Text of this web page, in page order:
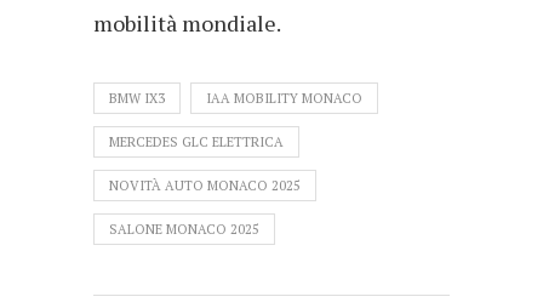
mobilità mondiale.
BMW IX3 IAA MOBILITY MONACO
MERCEDES GLC ELETTRICA
NOVITÀ AUTO MONACO 2025
SALONE MONACO 2025